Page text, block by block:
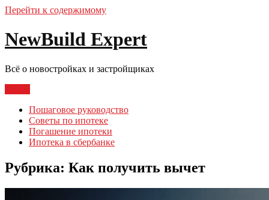
Перейти к содержимому
NewBuild Expert
Всё о новостройках и застройщиках
Пошаговое руководство
Советы по ипотеке
Погашение ипотеки
Ипотека в сбербанке
Рубрика: Как получить вычет